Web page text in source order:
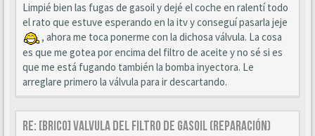
Limpié bien las fugas de gasoil y dejé el coche en ralentí todo
el rato que estuve esperando en la itv y conseguí pasarla jeje
, ahora me toca ponerme con la dichosa válvula. La cosa
es que me gotea por encima del filtro de aceite y no sé si es
que me está fugando también la bomba inyectora. Le
arreglare primero la válvula para ir descartando.
Re: [BRICO] Valvula del filtro de gasoil (reparación)